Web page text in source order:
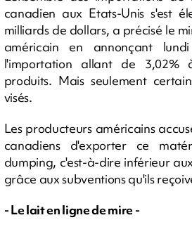
canadien aux Etats-Unis s'est
milliards de dollars, a précisé le
américain en annonçant
l'importation allant de 3,02%
produits. Mais seulement
visés.
Les producteurs américains
canadiens d'exporter ce
dumping, c'est-à-dire inférieur
grâce aux subventions qu'ils
- Le lait en ligne de mire -